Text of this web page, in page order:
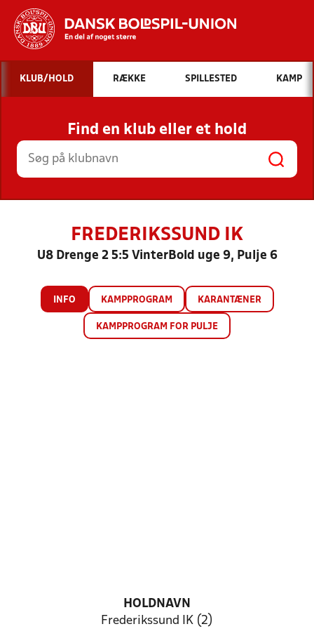
Hvad vil du søge efter?
INDHOLD OG NYHEDER
STILLINGER, RESULTATER, KLUBBER OG
HOLD
KLUB/HOLD RÆKKE SPILLESTED KAMP
Find en klub eller et hold
FREDERIKSSUND IK
U8 Drenge 2 5:5 VinterBold uge 9, Pulje 6
INFO KAMPPROGRAM KARANTÆNER
KAMPPROGRAM FOR PULJE
HOLDNAVN
Frederikssund IK (2)